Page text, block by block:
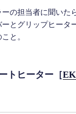
の担当者に聞いた
とグリップヒータ
と。
トヒーター［